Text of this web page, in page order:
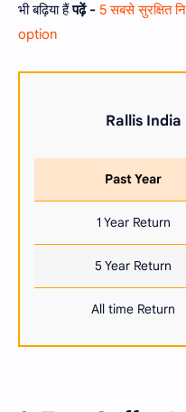
भी बढ़िया हैंपढ़ें - 5 सबसे सुरक्षित
option
Rallis
Past Year
1 Year Return
5 Year Return
All time Return